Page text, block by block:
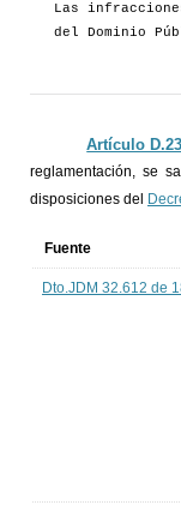
Las
del Dominio
Artículo
reglamentación, se
disposiciones del
Fuente
Dto.JDM 32.612 de